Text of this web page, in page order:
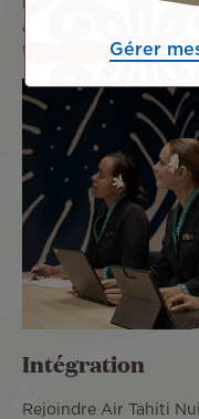
La passion du métier
à être disponibles
forums, salons,
Intégration
Rejoindre Air Tahiti
Gérer